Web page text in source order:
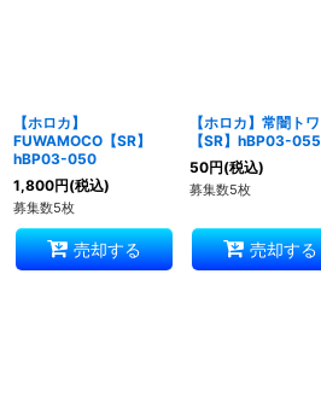
【ホロカ】
FUWAMOCO【SR】
hBP03-050
1,800円(税込)
募集数5枚
売却する
【ホロカ】常闇トワ
【SR】hBP03-055
50円(税込)
募集数5枚
売却する